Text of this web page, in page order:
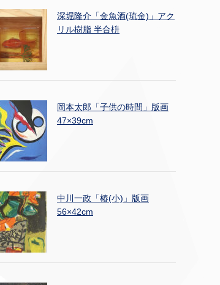
深堀隆介「金魚酒(琉金)」アク
リル樹脂 半合枡
岡本太郎「子供の時間」版画
47×39cm
中川一政「椿(小)」版画
56×42cm